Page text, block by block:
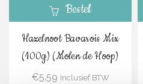
Bestel
Hazelnoot Bavarois Mix
(100g) (Molen de Hoop)
€5.59 Inclusief BTW